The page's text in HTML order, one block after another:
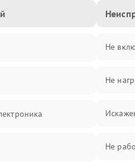
Не
Не
Не